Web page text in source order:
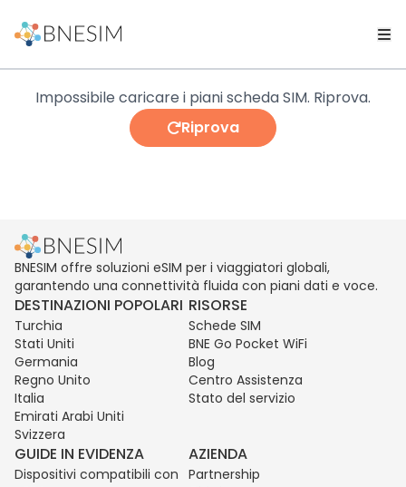
Impossibile caricare i piani scheda SIM. Riprova.
Riprova
BNESIM offre soluzioni eSIM per i viaggiatori globali,
garantendo una connettività fluida con piani dati e voce.
DESTINAZIONI POPOLARI
Turchia
Stati Uniti
Germania
Regno Unito
Italia
Emirati Arabi Uniti
Svizzera
RISORSE
Schede SIM
BNE Go Pocket WiFi
Blog
Centro Assistenza
Stato del servizio
GUIDE IN EVIDENZA
Dispositivi compatibili con
AZIENDA
Partnership